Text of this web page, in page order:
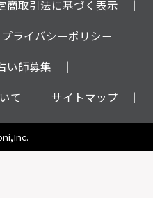
商取引法に基づく表示
プライバシーポリシー
い師募集
て
サイトマップ